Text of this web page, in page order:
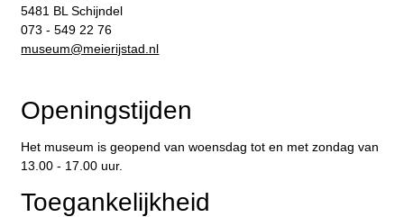
5481 BL Schijndel
073 - 549 22 76
​museum@meierijstad.nl
Openingstijden
Het museum is geopend van woensdag tot en met zondag van
13.00 - 17.00 uur.
Toegankelijkheid